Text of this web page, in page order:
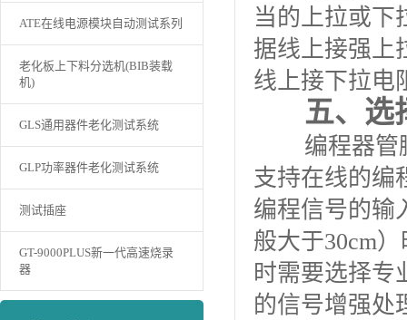
ATE在线电源模块自动测试系列
老化板上下料分选机(BIB装载
机)
GLS通用器件老化测试系统
GLP功率器件老化测试系统
测试插座
GT-9000PLUS新一代高速烧录
器
当的上拉或下
据线上接强上
线上接下拉电
五、选
编程器管脚
支持在线的编
编程信号的输
般大于30cm
时需要选择专
的信号增强处